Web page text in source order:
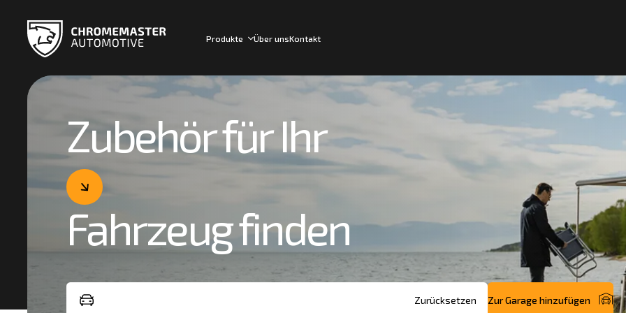
Produkte Über unsKontakt
Zubehör für Ihr
Fahrzeug finden
Zurücksetzen Zur Garage hinzufügen